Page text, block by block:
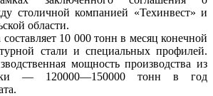
столичной компанией «Техинвест» и
области.
10 000 тонн в месяц конечной
стали и специальных профилей.
мощность производства из
— 120000—150000 тонн в год